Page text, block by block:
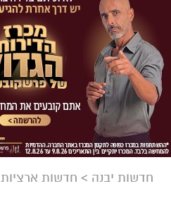
חדשות יבנה > חדשות ארציות